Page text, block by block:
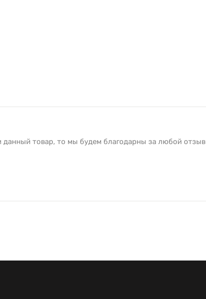
данный товар, то мы будем благодарны за любой отзыв